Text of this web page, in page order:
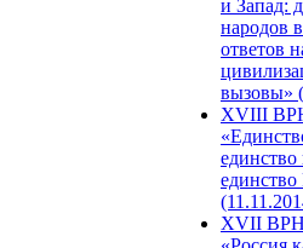
и Запад:
народов
ответов
вызовы»
XVIII
единство
единство
XVII